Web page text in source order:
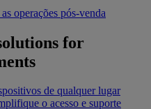
operações pós-venda
for
de qualquer lugar
o acesso e suporte